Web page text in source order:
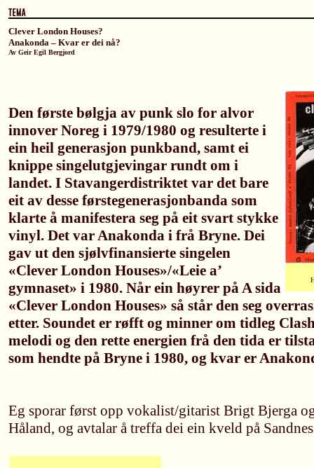
Clever London Houses?
Anakonda – Kvar er dei nå?
Av Geir Egil Bergjord
Den første bølgja av punk slo for alvor
innover Noreg i 1979/1980 og resulterte i
ein heil generasjon punkband, samt ei
knippe singelutgjevingar rundt om i
landet. I Stavangerdistriktet var det bare
eit av desse førstegenerasjonbanda som
klarte å manifestera seg på eit svart stykke
vinyl. Det var Anakonda i frå Bryne. Dei
gav ut den sjølvfinansierte singelen
«Clever London Houses»/«Leie a’
gymnaset» i 1980. Når ein høyrer på A sida
«Clever London Houses» så står den seg
etter. Soundet er røfft og minner om tidleg
melodi og den rette energien frå den tida er
som hendte på Bryne i 1980, og kvar er
Eg sporar først opp vokalist/gitarist Brigt Bjerga
Håland, og avtalar å treffa dei ein kveld på